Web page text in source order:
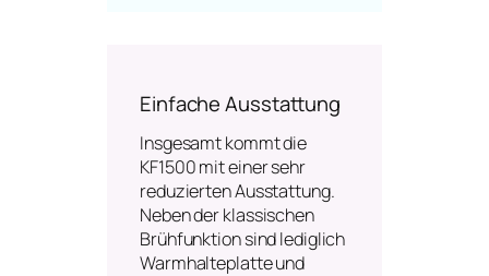
Einfache Ausstattung
Insgesamt kommt die
KF1500 mit einer sehr
reduzierten Ausstattung.
Neben der klassischen
Brühfunktion sind lediglich
Warmhalteplatte und